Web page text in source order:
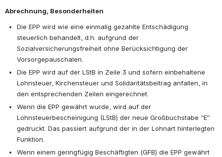
Abrechnung, Besonderheiten
Die EPP wird wie eine einmalig gezahlte Entschädigung
steuerlich behandelt, d.h. aufgrund der
Sozialversicherungsfreiheit ohne Berücksichtigung der
Vorsorgepauschalen.
Die EPP wird auf der LStB in Zeile 3 und sofern einbehaltene
Lohnsteuer, Kirchensteuer und Solidaritätsbeitrag anfallen, in
den entsprechenden Zeilen eingerechnet.
Wenn die EPP gewährt wurde, wird auf der
Lohnsteuerbescheinigung (LStB) der neue Großbuchstabe “E”
gedruckt. Das passiert aufgrund der in der Lohnart hinterlegten
Funktion.
Wenn einem geringfügig Beschäftigten (GFB) die EPP gewährt